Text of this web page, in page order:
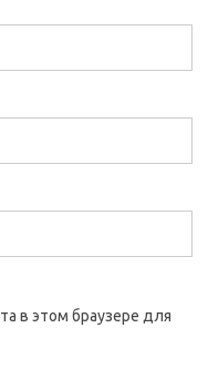
в этом браузере для